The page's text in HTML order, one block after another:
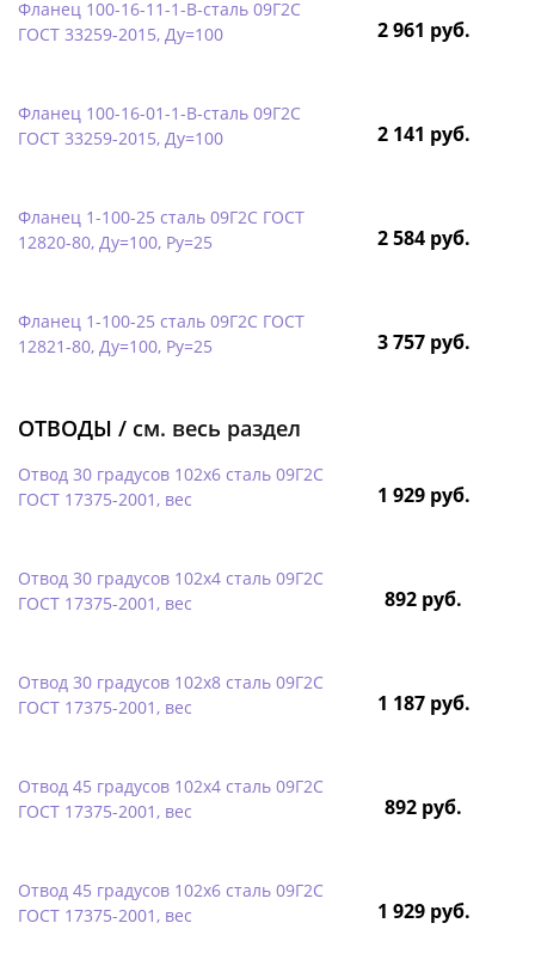
Фланец 100-16-11-1-B-сталь 09Г2С
ГОСТ 33259-2015, Ду=100
2 961 руб.
Фланец 100-16-01-1-B-сталь 09Г2С
ГОСТ 33259-2015, Ду=100
2 141 руб.
Фланец 1-100-25 сталь 09Г2С ГОСТ
12820-80, Ду=100, Ру=25
2 584 руб.
Фланец 1-100-25 сталь 09Г2С ГОСТ
12821-80, Ду=100, Ру=25
3 757 руб.
ОТВОДЫ / см. весь раздел
Отвод 30 градусов 102х6 сталь 09Г2С
ГОСТ 17375-2001, вес
1 929 руб.
Отвод 30 градусов 102х4 сталь 09Г2С
ГОСТ 17375-2001, вес
892 руб.
Отвод 30 градусов 102х8 сталь 09Г2С
ГОСТ 17375-2001, вес
1 187 руб.
Отвод 45 градусов 102х4 сталь 09Г2С
ГОСТ 17375-2001, вес
892 руб.
Отвод 45 градусов 102х6 сталь 09Г2С
ГОСТ 17375-2001, вес
1 929 руб.